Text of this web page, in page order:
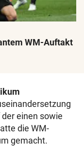
WM-Auftakt
einen sowie
die WM-
gemacht.